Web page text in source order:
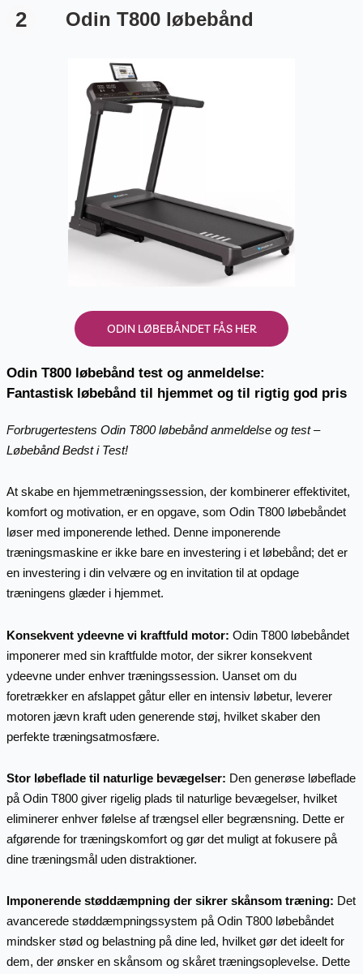
2 Odin T800 løbebånd
ODIN LØBEBÅNDET FÅS HER
Odin T800 løbebånd test og anmeldelse:
Fantastisk løbebånd til hjemmet og til rigtig god pris
Forbrugertestens Odin T800 løbebånd anmeldelse og test –
Løbebånd Bedst i Test!
At skabe en hjemmetræningssession, der kombinerer effektivitet,
komfort og motivation, er en opgave, som Odin T800 løbebåndet
løser med imponerende lethed. Denne imponerende
træningsmaskine er ikke bare en investering i et løbebånd; det er
en investering i din velvære og en invitation til at opdage
træningens glæder i hjemmet.
Konsekvent ydeevne vi kraftfuld motor: Odin T800 løbebåndet
imponerer med sin kraftfulde motor, der sikrer konsekvent
ydeevne under enhver træningssession. Uanset om du
foretrækker en afslappet gåtur eller en intensiv løbetur, leverer
motoren jævn kraft uden generende støj, hvilket skaber den
perfekte træningsatmosfære.
Stor løbeflade til naturlige bevægelser: Den generøse løbeflade
på Odin T800 giver rigelig plads til naturlige bevægelser, hvilket
eliminerer enhver følelse af trængsel eller begrænsning. Dette er
afgørende for træningskomfort og gør det muligt at fokusere på
dine træningsmål uden distraktioner.
Imponerende støddæmpning der sikrer skånsom træning: Det
avancerede støddæmpningssystem på Odin T800 løbebåndet
mindsker stød og belastning på dine led, hvilket gør det ideelt for
dem, der ønsker en skånsom og skåret træningsoplevelse. Dette